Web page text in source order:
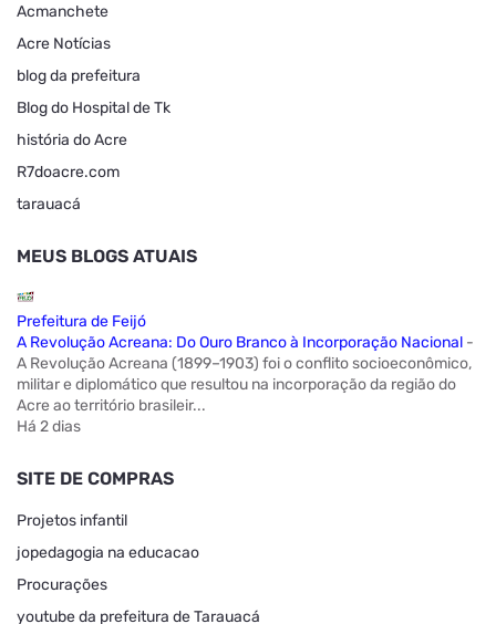
Acmanchete
Acre Notícias
blog da prefeitura
Blog do Hospital de Tk
história do Acre
R7doacre.com
tarauacá
MEUS BLOGS ATUAIS
Prefeitura de Feijó
A Revolução Acreana: Do Ouro Branco à Incorporação Nacional -
A Revolução Acreana (1899–1903) foi o conflito socioeconômico,
militar e diplomático que resultou na incorporação da região do
Acre ao território brasileir...
Há 2 dias
SITE DE COMPRAS
Projetos infantil
jopedagogia na educacao
Procurações
youtube da prefeitura de Tarauacá